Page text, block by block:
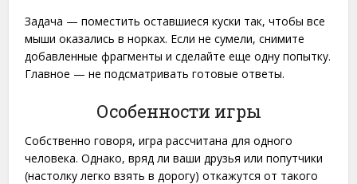
Задача — поместить оставшиеся куски так, чтобы все
мыши оказались в норках. Если не сумели, снимите
добавленные фрагменты и сделайте еще одну попытку.
Главное — не подсматривать готовые ответы.
Особенности игры
Собственно говоря, игра рассчитана для одного
человека. Однако, вряд ли ваши друзья или попутчики
(настолку легко взять в дорогу) откажутся от такого